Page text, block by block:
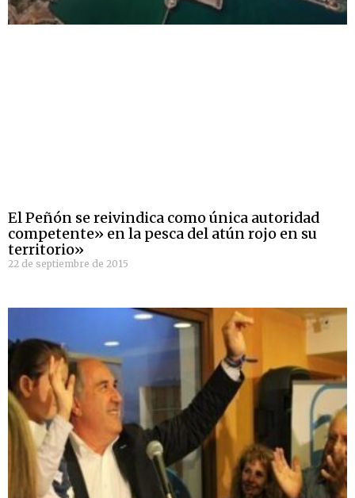
El Peñón se reivindica como única autoridad
competente» en la pesca del atún rojo en su
territorio»
22 de septiembre de 2015